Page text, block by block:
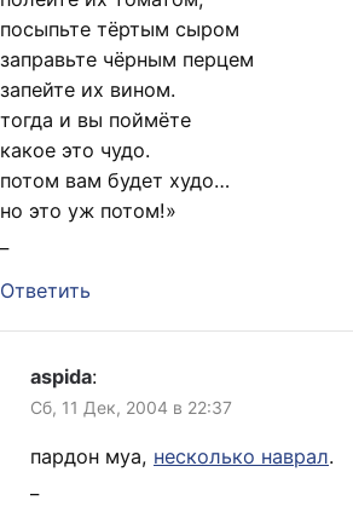
посыпьте тёртым сыром
заправьте чёрным перцем
запейте их вином.
тогда и вы поймёте
какое это чудо.
потом вам будет худо…
но это уж потом!»
Ответить
aspida:
Сб, 11 Дек, 2004 в 22:37
пардон муа, несколько наврал.